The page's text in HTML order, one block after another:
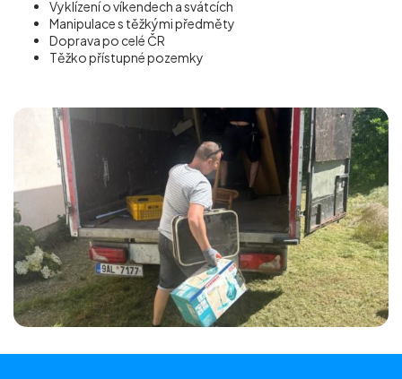
Vyklízení o víkendech a svátcích
Manipulace s těžkými předměty
Doprava po celé ČR
Těžko přístupné pozemky